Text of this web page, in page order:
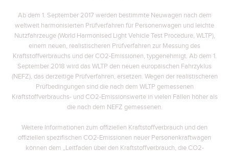
Ab dem 1. September 2017 werden bestimmte Neuwagen nach dem
weltweit harmonisierten Prüfverfahren für Personenwagen und leichte
Nutzfahrzeuge (World Harmonised Light Vehicle Test Procedure, WLTP),
einem neuen, realistischeren Prüfverfahren zur Messung des
Kraftstoffverbrauchs und der CO2-Emissionen, typgenehmigt. Ab dem 1.
September 2018 wird das WLTP den neuen europäischen Fahrzyklus
(NEFZ), das derzeitige Prüfverfahren, ersetzen. Wegen der realistischeren
Prüfbedingungen sind die nach dem WLTP gemessenen
Kraftstoffverbrauchs- und CO2-Emissionswerte in vielen Fällen höher als
die nach dem NEFZ gemessenen.
Weitere Informationen zum offiziellen Kraftstoffverbrauch und den
offiziellen spezifischen CO2-Emissionen neuer Personenkraftwagen
können dem „Leitfaden über den Kraftstoffverbrauch, die CO2-